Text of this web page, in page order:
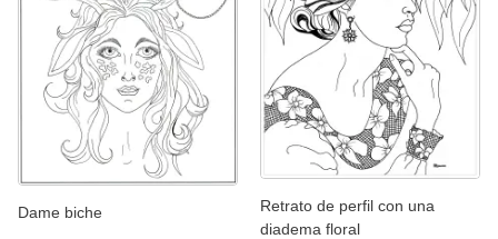
Dame biche
Retrato de perfil con una
diadema floral